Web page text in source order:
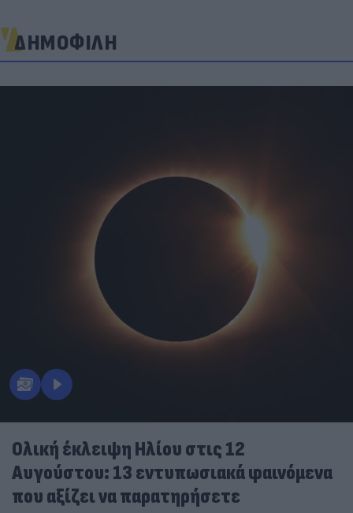
ΔΗΜΟΦΙΛΗ
Ολική έκλειψη Ηλίου στις 12
Αυγούστου: 13 εντυπωσιακά φαινόμενα
που αξίζει να παρατηρήσετε